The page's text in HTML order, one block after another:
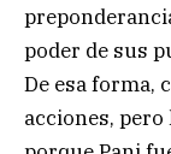
poder de sus
De esa forma,
acciones,